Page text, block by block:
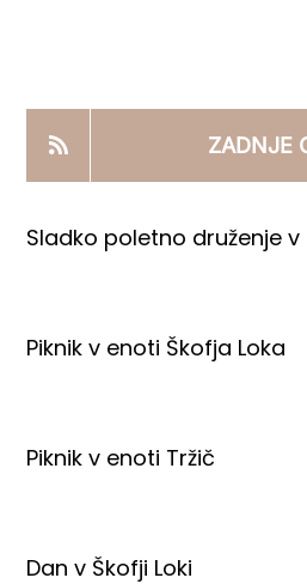
PRODAJNI IZDELKI
AKTUALNO
ZADNJE
Sladko poletno druženje
Piknik v enoti Škofja Loka
Piknik v enoti Tržič
Dan v Škofji Loki